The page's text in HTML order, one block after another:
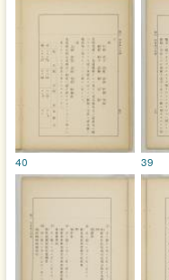
39
40